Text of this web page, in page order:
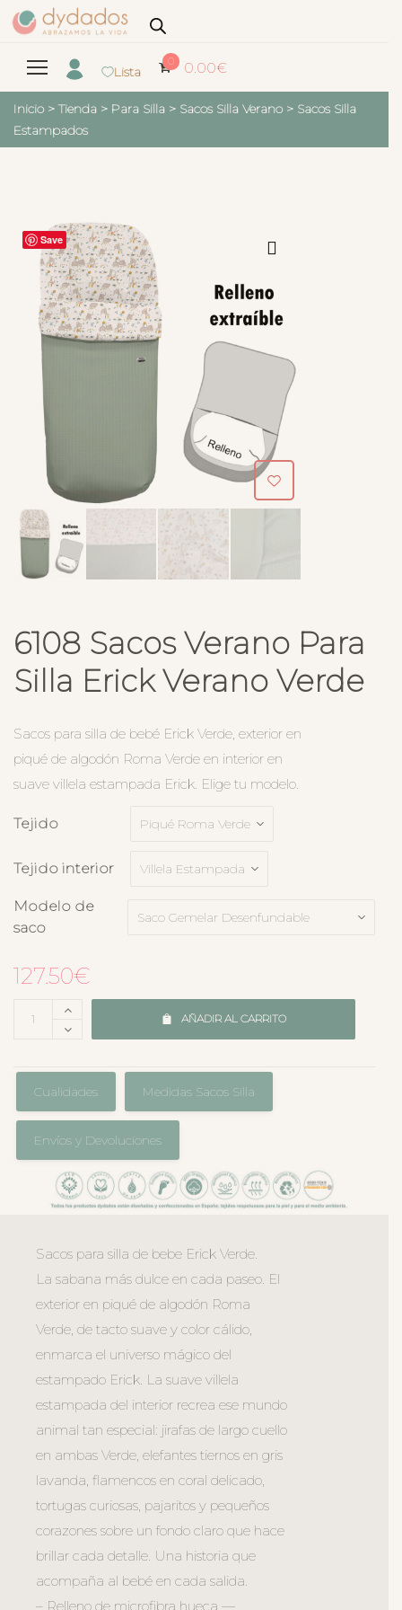
Lista
0 0.00€
Inicio > Tienda > Para Silla > Sacos Silla Verano > Sacos Silla
Estampados
Save
6108 Sacos Verano Para
Silla Erick Verano Verde
Sacos para silla de bebé Erick Verde, exterior en
piqué de algodón Roma Verde en interior en
suave villela estampada Erick. Elige tu modelo.
Tejido
Tejido interior
Modelo de
saco
127.50€
AÑADIR AL CARRITO
Cualidades Medidas Sacos Silla
Envíos y Devoluciones
Sacos para silla de bebe Erick Verde.
La sabana más dulce en cada paseo. El
exterior en piqué de algodón Roma
Verde, de tacto suave y color cálido,
enmarca el universo mágico del
estampado Erick. La suave villela
estampada del interior recrea ese mundo
animal tan especial: jirafas de largo cuello
en ambas Verde, elefantes tiernos en gris
lavanda, flamencos en coral delicado,
tortugas curiosas, pajaritos y pequeños
corazones sobre un fondo claro que hace
brillar cada detalle. Una historia que
acompaña al bebé en cada salida.
– Relleno de microfibra hueca —